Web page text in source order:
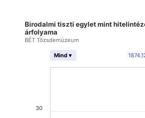
Birodalmi tiszti egylet mint
árfolyama
BÉT Tőzsdemúzeum
Mind ▾
30